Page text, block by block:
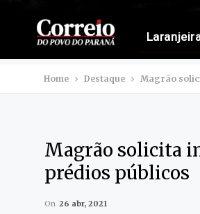
Home Destaque Magrão
Magrão solicita
prédios públicos
On 26 abr, 2021